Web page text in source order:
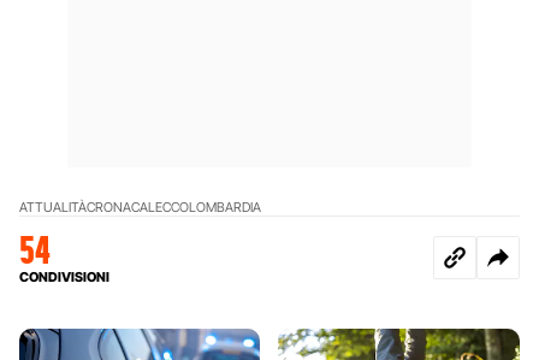
ATTUALITÀCRONACALECCOLOMBARDIA
54
CONDIVISIONI